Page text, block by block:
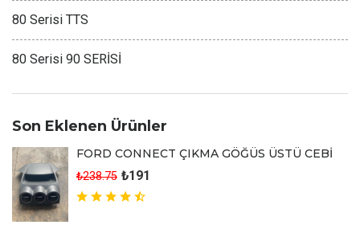
80 Serisi TTS
80 Serisi 90 SERİSİ
Son Eklenen Ürünler
FORD CONNECT ÇIKMA GÖĞÜS ÜSTÜ CEBİ
₺238.75 ₺191